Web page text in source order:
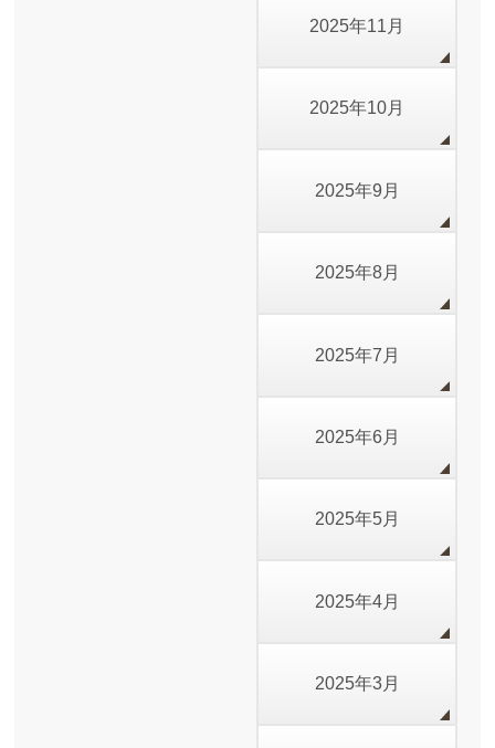
2025年11月
2025年10月
2025年9月
2025年8月
2025年7月
2025年6月
2025年5月
2025年4月
2025年3月